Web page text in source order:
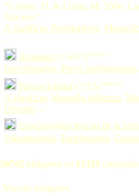
"Gómez, D. & Lorda, M. 2008.
Navarra".
A clasificar, Pteridophyta,
...
Animales (15937) nuevo
Invertebrados, Peces cartilaginosos
Paisaje/hábitat (7115) nuevo
A clasificar, Montaña Atlántica,
Oriental ...
Espeleología/ciencias de la
Paleontología, Espeleología,
50742 imágenes en 12329
Nuevas imágenes